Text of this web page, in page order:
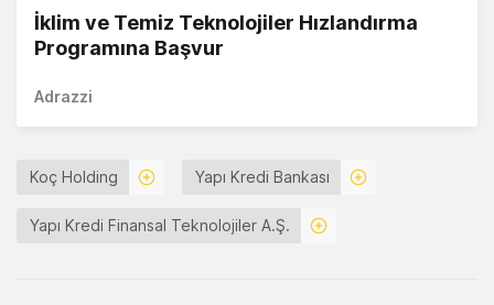
İklim ve Temiz Teknolojiler Hızlandırma
Programına Başvur
Adrazzi
Koç Holding Yapı Kredi Bankası
Yapı Kredi Finansal Teknolojiler A.Ş.